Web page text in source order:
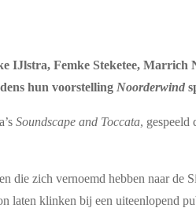
IJlstra, Femke Steketee,
hun voorstelling Noorderwind
Soundscape and Toccata, gespeeld
die zich vernoemd hebben naar de
laten klinken bij een uiteenlopend